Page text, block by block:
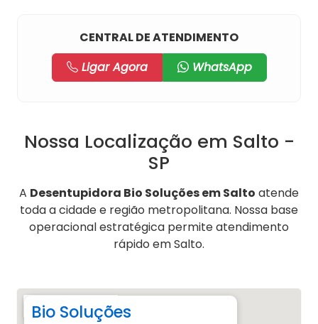
CENTRAL DE ATENDIMENTO
Ligar Agora
WhatsApp
Nossa Localização em Salto -
SP
A Desentupidora Bio Soluções em Salto atende
toda a cidade e região metropolitana. Nossa base
operacional estratégica permite atendimento
rápido em Salto.
Bio Soluções